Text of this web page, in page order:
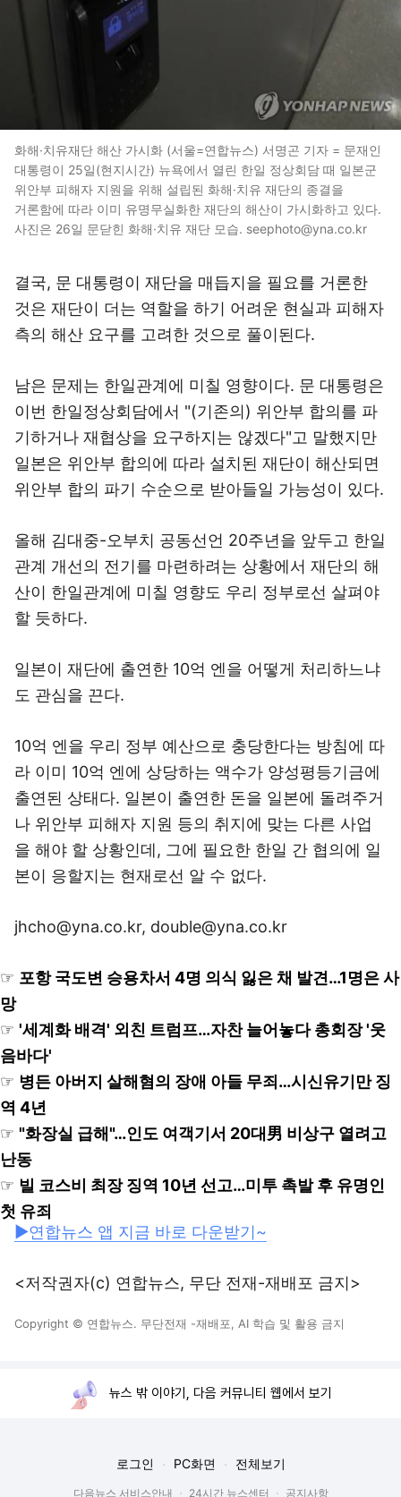
화해·치유재단 해산 가시화 (서울=연합뉴스) 서명곤 기자 = 문재인
대통령이 25일(현지시간) 뉴욕에서 열린 한일 정상회담 때 일본군
위안부 피해자 지원을 위해 설립된 화해·치유 재단의 종결을
거론함에 따라 이미 유명무실화한 재단의 해산이 가시화하고 있다.
사진은 26일 문닫힌 화해·치유 재단 모습. seephoto@yna.co.kr
결국, 문 대통령이 재단을 매듭지을 필요를 거론한
것은 재단이 더는 역할을 하기 어려운 현실과 피해자
측의 해산 요구를 고려한 것으로 풀이된다.
남은 문제는 한일관계에 미칠 영향이다. 문 대통령은
이번 한일정상회담에서 "(기존의) 위안부 합의를 파
기하거나 재협상을 요구하지는 않겠다"고 말했지만
일본은 위안부 합의에 따라 설치된 재단이 해산되면
위안부 합의 파기 수순으로 받아들일 가능성이 있다.
올해 김대중-오부치 공동선언 20주년을 앞두고 한일
관계 개선의 전기를 마련하려는 상황에서 재단의 해
산이 한일관계에 미칠 영향도 우리 정부로선 살펴야
할 듯하다.
일본이 재단에 출연한 10억 엔을 어떻게 처리하느냐
도 관심을 끈다.
10억 엔을 우리 정부 예산으로 충당한다는 방침에 따
라 이미 10억 엔에 상당하는 액수가 양성평등기금에
출연된 상태다. 일본이 출연한 돈을 일본에 돌려주거
나 위안부 피해자 지원 등의 취지에 맞는 다른 사업
을 해야 할 상황인데, 그에 필요한 한일 간 협의에 일
본이 응할지는 현재로선 알 수 없다.
jhcho@yna.co.kr, double@yna.co.kr
☞ 포항 국도변 승용차서 4명 의식 잃은 채 발견…1명은 사
망
☞ '세계화 배격' 외친 트럼프…자찬 늘어놓다 총회장 '웃
음바다'
☞ 병든 아버지 살해혐의 장애 아들 무죄…시신유기만 징
역 4년
☞ "화장실 급해"…인도 여객기서 20대男 비상구 열려고
난동
☞ 빌 코스비 최장 징역 10년 선고…미투 촉발 후 유명인
첫 유죄
▶연합뉴스 앱 지금 바로 다운받기~
<저작권자(c) 연합뉴스, 무단 전재-재배포 금지>
Copyright © 연합뉴스. 무단전재 -재배포, AI 학습 및 활용 금지
뉴스 밖 이야기, 다음 커뮤니티 웹에서 보기
로그인 PC화면 전체보기
다음뉴스 서비스안내 24시간 뉴스센터 공지사항